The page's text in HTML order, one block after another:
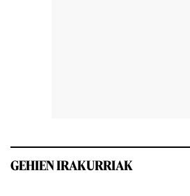
GEHIEN IRAKURRIAK